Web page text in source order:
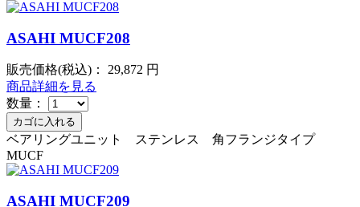
ASAHI MUCF208
販売価格(税込)： 29,872 円
商品詳細を見る
数量：
ベアリングユニット ステンレス 角フランジタイプ
MUCF
ASAHI MUCF209